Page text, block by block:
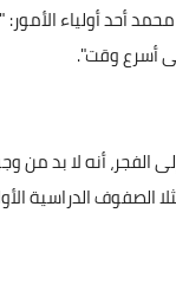
أحد أولياء
أسرع وقت".
الفجر، أنه لا بد من
الصفوف الدراسية